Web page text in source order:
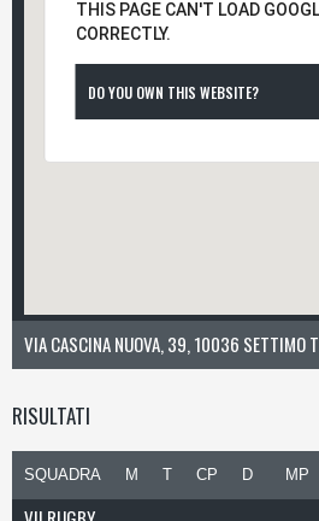
THIS PAGE CAN'T LOAD
CORRECTLY.
DO YOU OWN THIS WEBSITE?
VIA CASCINA NUOVA, 39, 10036 SETTIMO
RISULTATI
SQUADRA M T CP D MP